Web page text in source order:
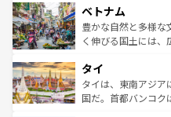
参照してほしい。
容にもいいと評判の
が味わえ
照してほしい。
き、地方に足を延ば
できる。そして、キ
まで、さまざまな韓
リティに包まれなが
覧を参照してほしい
ベトナム
豊かな自然と多様な
く伸びる国土には、
急速な発展と共に伝
ーチミン市のフラン
醸し出している。ま
タイ
タイは、東南アジア
国だ。首都バンコク